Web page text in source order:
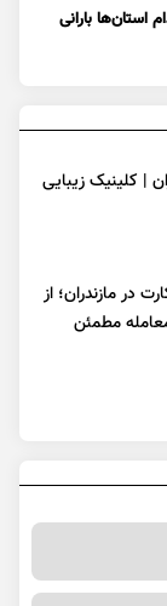
استان‌ها بارانی
| کلینیک زیبایی
در مازندران؛ از
مطمئن